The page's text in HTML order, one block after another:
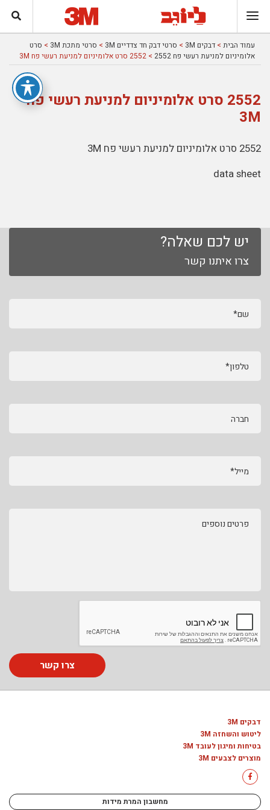
עמוד הבית > דבקים 3M > סרטי דבק חד צדדיים 3M > סרטי מתכת 3M > סרט
אלומיניום למניעת רעשי פח 2552
> 2552 סרט אלומיניום למניעת רעשי פח 3M
2552 סרט אלומיניום למניעת רעשי פח
3M
2552 סרט אלומיניום למניעת רעשי פח 3M
data sheet
יש לכם שאלה?
צרו איתנו קשר
שם*
טלפון*
חברה
מייל*
פרטים נוספים
צרו קשר
דבקים 3M
ליטוש והשחזה 3M
בטיחות ומיגון לעובד 3M
מוצרים לצבעים 3M
מחשבון המרת מידות